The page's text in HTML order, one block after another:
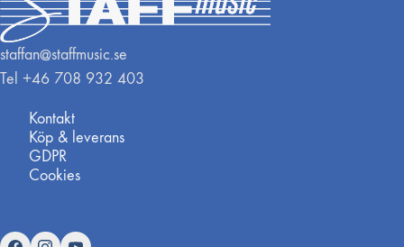
staffan@staffmusic.se
Tel +46 708 932 403
Kontakt
Köp & leverans
GDPR
Cookies